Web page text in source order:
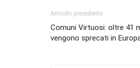
Articolo precedente
Comuni Virtuosi: oltre 41
vengono sprecati in